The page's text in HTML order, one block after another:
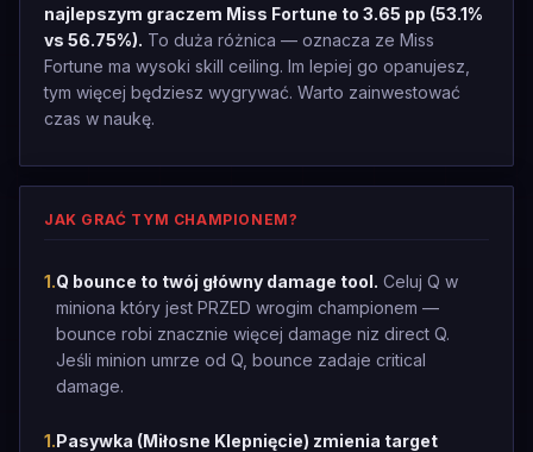
najlepszym graczem Miss Fortune to 3.65 pp (53.1%
vs 56.75%). To duża różnica — oznacza ze Miss
Fortune ma wysoki skill ceiling. Im lepiej go opanujesz,
tym więcej będziesz wygrywać. Warto zainwestować
czas w naukę.
JAK GRAĆ TYM CHAMPIONEM?
1.Q bounce to twój główny damage tool. Celuj Q w
miniona który jest PRZED wrogim championem —
bounce robi znacznie więcej damage niz direct Q.
Jeśli minion umrze od Q, bounce zadaje critical
damage.
1.Pasywka (Miłosne Klepnięcie) zmienia target